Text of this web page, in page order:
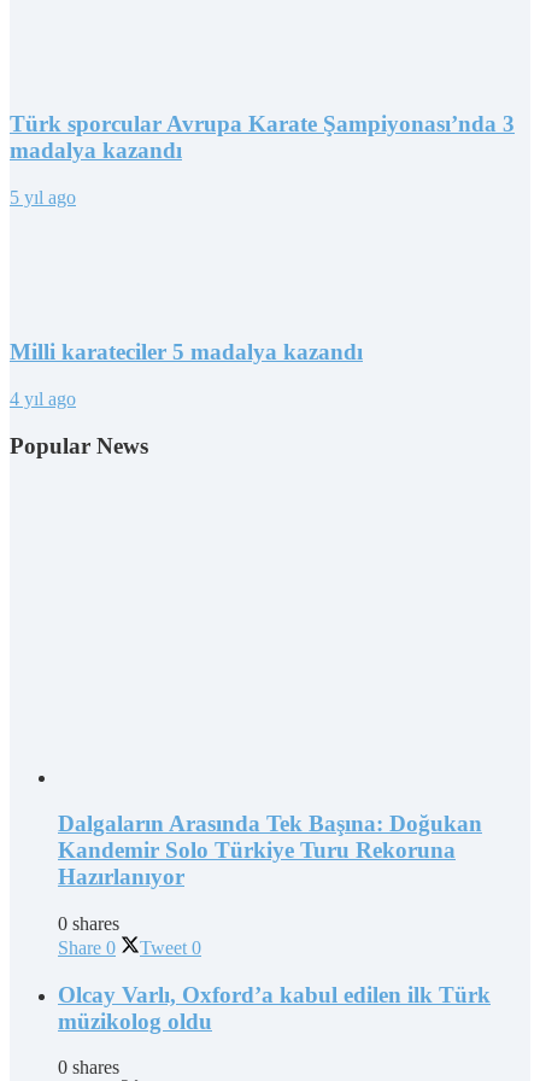
Türk sporcular Avrupa Karate Şampiyonası’nda 3
madalya kazandı
5 yıl ago
Milli karateciler 5 madalya kazandı
4 yıl ago
Popular News
Dalgaların Arasında Tek Başına: Doğukan
Kandemir Solo Türkiye Turu Rekoruna
Hazırlanıyor
0 shares
Share 0 Tweet 0
Olcay Varlı, Oxford’a kabul edilen ilk Türk
müzikolog oldu
0 shares